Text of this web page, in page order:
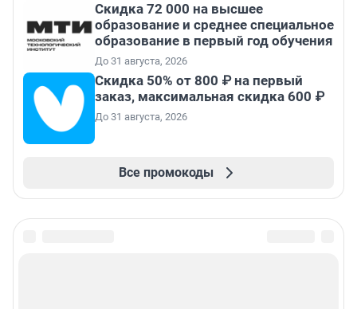
Скидка 72 000 на высшее
образование и среднее специальное
образование в первый год обучения
До 31 августа, 2026
Скидка 50% от 800 ₽ на первый
заказ, максимальная скидка 600 ₽
До 31 августа, 2026
Все промокоды